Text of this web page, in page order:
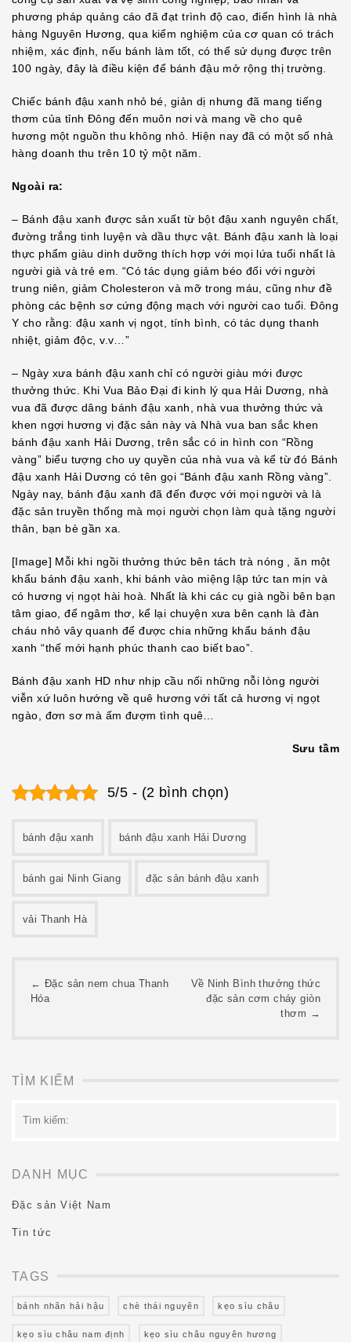
phương pháp quảng cáo đã đạt trình độ cao, điển hình là nhà
hàng Nguyên Hương, qua kiểm nghiệm của cơ quan có trách
nhiệm, xác định, nếu bánh làm tốt, có thể sử dụng được trên
100 ngày, đây là điều kiện để bánh đậu mở rộng thị trường.
Chiếc bánh đậu xanh nhỏ bé, giản dị nhưng đã mang tiếng
thơm của tỉnh Đông đến muôn nơi và mang về cho quê
hương một nguồn thu không nhỏ. Hiện nay đã có một số nhà
hàng doanh thu trên 10 tỷ một năm.
Ngoài ra:
– Bánh đậu xanh được sản xuất từ bột đậu xanh nguyên chất,
đường trắng tinh luyện và dầu thực vật. Bánh đậu xanh là loại
thực phẩm giàu dinh dưỡng thích hợp với mọi lứa tuổi nhất là
người già và trẻ em. “Có tác dụng giảm béo đối với người
trung niên, giảm Cholesteron và mỡ trong máu, cũng như đề
phòng các bệnh sơ cứng động mạch với người cao tuổi. Đông
Y cho rằng: đậu xanh vị ngọt, tính bình, có tác dụng thanh
nhiệt, giảm độc, v.v…”
– Ngày xưa bánh đậu xanh chỉ có người giàu mới được
thưởng thức. Khi Vua Bảo Đại đi kinh lý qua Hải Dương, nhà
vua đã được dâng bánh đậu xanh, nhà vua thưởng thức và
khen ngợi hương vị đặc sản này và Nhà vua ban sắc khen
bánh đậu xanh Hải Dương, trên sắc có in hình con “Rồng
vàng” biểu tượng cho uy quyền của nhà vua và kể từ đó Bánh
đậu xanh Hải Dương có tên gọi “Bánh đậu xanh Rồng vàng”.
Ngày nay, bánh đậu xanh đã đến được với mọi người và là
đặc sản truyền thống mà mọi người chọn làm quà tặng người
thân, bạn bè gần xa.
[Image] Mỗi khi ngồi thưởng thức bên tách trà nóng , ăn một
khẩu bánh đậu xanh, khi bánh vào miệng lập tức tan mịn và
có hương vị ngọt hài hoà. Nhất là khi các cụ già ngồi bên bạn
tâm giao, để ngâm thơ, kể lại chuyện xưa bên cạnh là đàn
cháu nhỏ vây quanh để được chia những khẩu bánh đậu
xanh “thế mới hạnh phúc thanh cao biết bao”.
Bánh đậu xanh HD như nhịp cầu nối những nỗi lòng người
viễn xứ luôn hướng về quê hương với tất cả hương vị ngọt
ngào, đơn sơ mà ấm đượm tình quê…
Sưu tầm
5/5 - (2 bình chọn)
bánh đậu xanh bánh đậu xanh Hải Dương
bánh gai Ninh Giang đặc sản bánh đậu xanh
vải Thanh Hà
Post
← Đặc sản nem chua Thanh
Hóa
Về Ninh Bình thưởng thức
đặc sản cơm cháy giòn
thơm →
TÌM KIẾM
kiếm:
DANH MỤC
Đặc sản Việt Nam
Tin tức
TAGS
bánh nhãn hải hậu chè thái nguyên kẹo sìu châu
kẹo sìu châu nam định kẹo sìu châu nguyên hương